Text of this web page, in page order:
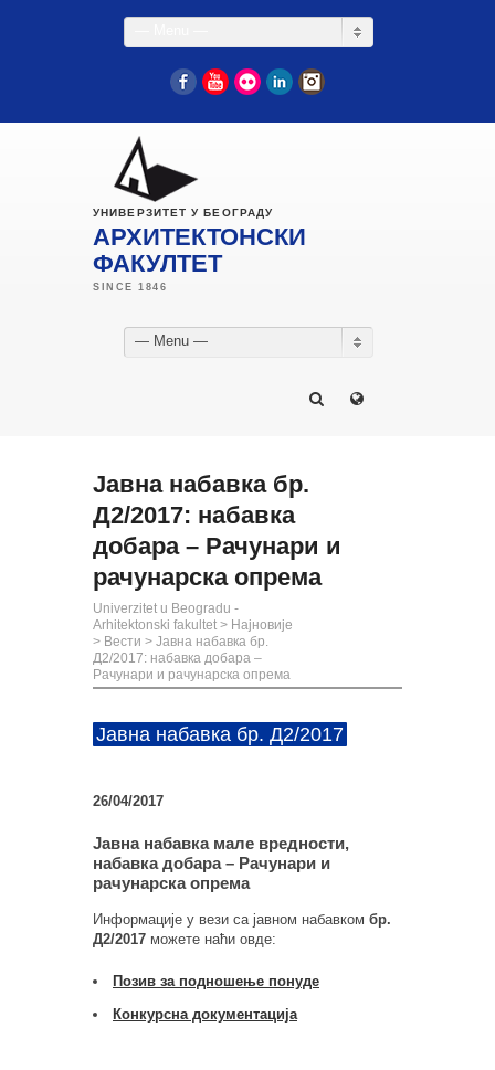
FacebookYouTube
Flickr LinkedIn
УНИВЕРЗИТЕТ У БЕОГРАДУ
АРХИТЕКТОНСКИ
ФАКУЛТЕТ
— Menu —
Јавна набавка бр.
Д2/2017: набавка
добара – Рачунари и
рачунарска опрема
Univerzitet u Beogradu -
Arhitektonski fakultet > Најновије
> Вести > Јавна набавка бр.
Д2/2017: набавка добара –
Рачунари и рачунарска опрема
Јавна набавка бр. Д2/2017
26/04/2017
Јавна набавка мале вредности,
набавка добара – Рачунари и
рачунарска опрема
Информације у вези са јавном набавком бр.
Д2/2017 можете наћи овде:
Позив за подношење понуде
Конкурсна документација